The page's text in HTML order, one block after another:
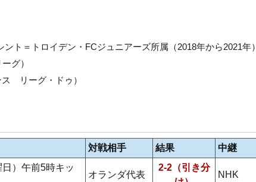
ト＝トロイデン・FCジュニアーズ所属（2018年から2021年）
グ）
リーグ・ドゥ）
対戦相手 結果 中継
）午前5時キッ
オランダ代表
2-2（引き分
NHK